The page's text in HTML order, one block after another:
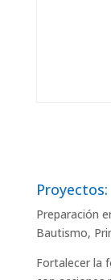
Proyectos:
Preparación
Bautismo,
Fortalecer la